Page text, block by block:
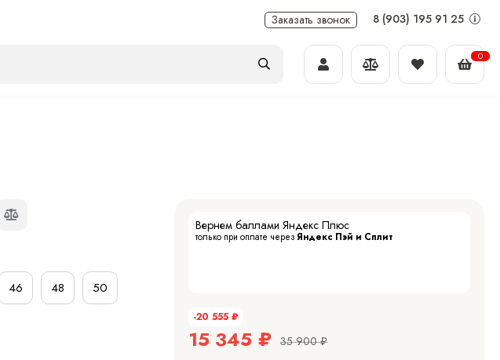
Заказать звонок 8 (903) 195 91 25
0
46 48 50
Вернем баллами Яндекс Плюс
только при оплате черезЯндекс Пэй и Сплит
-20 555 ₽
15 345 ₽ 35 900 ₽